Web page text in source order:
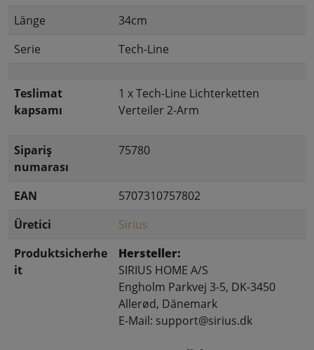
Länge
34cm
Serie
Tech-Line
Teslimat
kapsamı
1 x Tech-Line Lichterketten
Verteiler 2-Arm
Sipariş
numarası
75780
EAN
5707310757802
Üretici
Sirius
Produktsicherhe
it
Hersteller:
SIRIUS HOME A/S
Engholm Parkvej 3-5, DK-3450
Allerød, Dänemark
E-Mail: support@sirius.dk